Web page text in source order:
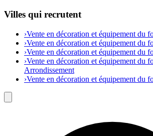
Villes qui recrutent
›Vente en décoration et équipement du
›Vente en décoration et équipement du
›Vente en décoration et équipement du
›Vente en décoration et équipement du
Arrondissement
›Vente en décoration et équipement du